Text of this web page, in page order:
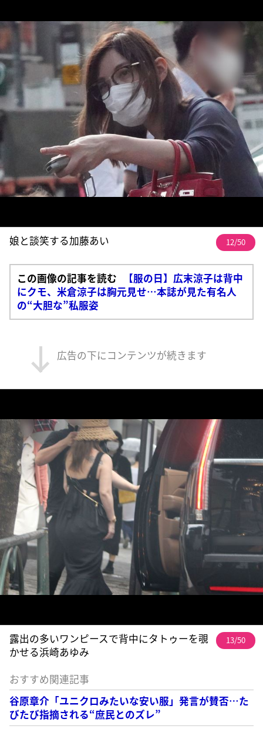
娘と談笑する加藤あい 12/50
この画像の記事を読む
【服の日】広末涼子は背中
にクモ、米倉涼子は胸元見せ…本誌が見た有名人
の“大胆な”私服姿
広告の下にコンテンツが続きます
露出の多いワンピースで背中にタトゥーを覗
かせる浜崎あゆみ
13/50
おすすめ関連記事
谷原章介「ユニクロみたいな安い服」発言が賛否…た
びたび指摘される“庶民とのズレ”